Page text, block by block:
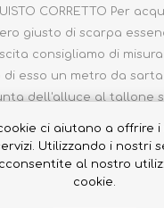
CORRETTO Per
giusto di scarpa
consigliamo di
esso un metro da
dell'alluce al tallone
circa 5/8 mm
interna della scarpa da
accanto al
ci aiutano a offrire i
Utilizzando i nostri
al nostro
cookie.